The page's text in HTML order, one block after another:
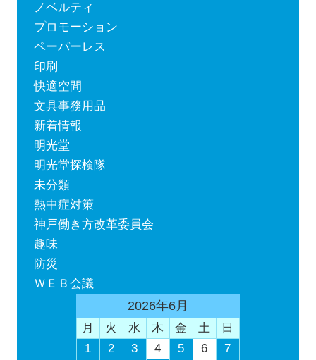
ノベルティ
プロモーション
ペーパーレス
印刷
快適空間
文具事務用品
新着情報
明光堂
明光堂探検隊
未分類
熱中症対策
神戸働き方改革委員会
趣味
防災
ＷＥＢ会議
2026年6月
月 火 水 木 金 土 日
1 2 3 4 5 6
7